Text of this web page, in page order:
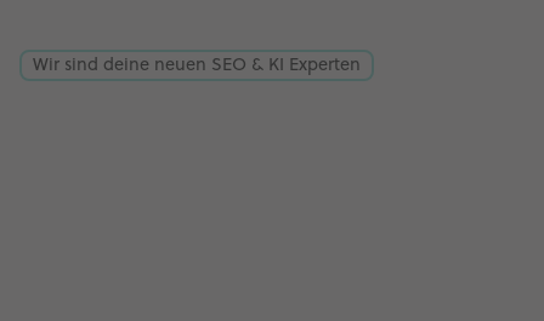
Wir sind deine neuen SEO & KI Experten